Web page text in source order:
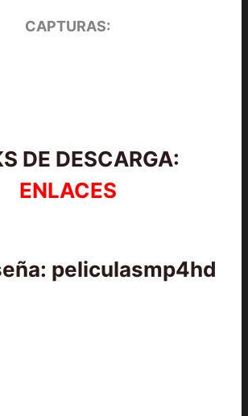
CAPTURAS:
DE DESCARGA:
ENLACES
peliculasmp4hd